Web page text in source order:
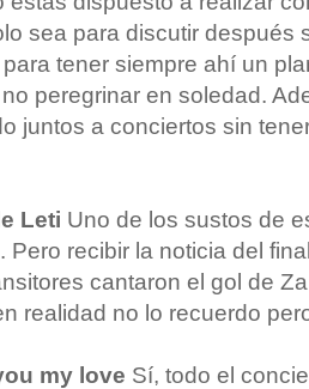
sea para discutir después
tener siempre ahí un
peregrinar en soledad.
juntos a conciertos sin
Leti Uno de los sustos de
Pero recibir la noticia del
cantaron el gol de
realidad no lo recuerdo
my love Sí, todo el